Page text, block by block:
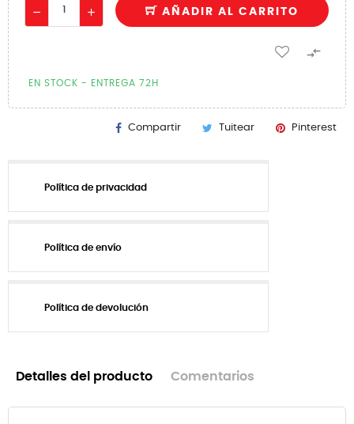
AÑADIR AL CARRITO

EN STOCK - ENTREGA 72H
Compartir Tuitear Pinterest
Política de privacidad
Política de envío
Política de devolución
Detalles del producto Comentarios